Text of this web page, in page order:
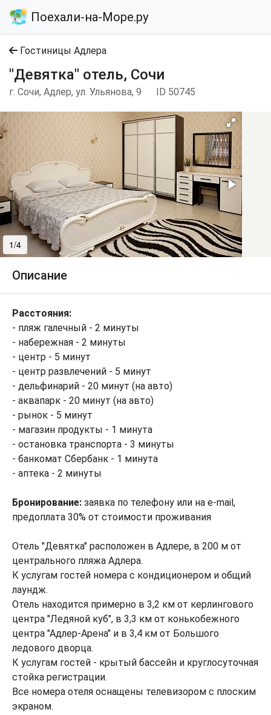
Поехали-на-Море.ру
Гостиницы Адлера
"Девятка" отель, Сочи
г. Сочи, Адлер, ул. Ульянова, 9 ID 50745
1/4
Описание
Расстояния:
- пляж галечный - 2 минуты
- набережная - 2 минуты
- центр - 5 минут
- центр развлечений - 5 минут
- дельфинарий - 20 минут (на авто)
- аквапарк - 20 минут (на авто)
- рынок - 5 минут
- магазин продукты - 1 минута
- остановка транспорта - 3 минуты
- банкомат Сбербанк - 1 минута
- аптека - 2 минуты
Бронирование: заявка по телефону или на e-mail,
предоплата 30% от стоимости проживания
Отель "Девятка" расположен в Адлере, в 200 м от
центрального пляжа Адлера.
К услугам гостей номера с кондиционером и общий
лаундж.
Отель находится примерно в 3,2 км от керлингового
центра "Ледяной куб", в 3,3 км от конькобежного
центра "Адлер-Арена" и в 3,4 км от Большого
ледового дворца.
К услугам гостей - крытый бассейн и круглосуточная
стойка регистрации.
Все номера отеля оснащены телевизором с плоским
экраном.